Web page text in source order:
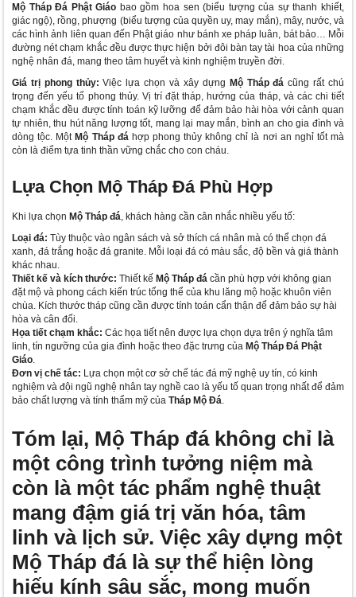
Mộ Tháp Đá Phật Giáo bao gồm hoa sen (biểu tượng của sự thanh khiết,
giác ngộ), rồng, phượng (biểu tượng của quyền uy, may mắn), mây, nước, và
các hình ảnh liên quan đến Phật giáo như bánh xe pháp luân, bát bảo… Mỗi
đường nét chạm khắc đều được thực hiện bởi đôi bàn tay tài hoa của những
nghệ nhân đá, mang theo tâm huyết và kinh nghiệm truyền đời.
Giá trị phong thủy: Việc lựa chọn và xây dựng Mộ Tháp đá cũng rất chú
trọng đến yếu tố phong thủy. Vị trí đặt tháp, hướng của tháp, và các chi tiết
chạm khắc đều được tính toán kỹ lưỡng để đảm bảo hài hòa với cảnh quan
tự nhiên, thu hút năng lượng tốt, mang lại may mắn, bình an cho gia đình và
dòng tộc. Một Mộ Tháp đáhợp phong thủy không chỉ là nơi an nghỉ tốt mà
còn là điểm tựa tinh thần vững chắc cho con cháu.
Lựa Chọn Mộ Tháp Đá Phù Hợp
Khi lựa chọn Mộ Tháp đá, khách hàng cần cân nhắc nhiều yếu tố:
Loại đá: Tùy thuộc vào ngân sách và sở thích cá nhân mà có thể chọn đá
xanh, đá trắng hoặc đá granite. Mỗi loại đá có màu sắc, độ bền và giá thành
khác nhau.
Thiết kế và kích thước: Thiết kế Mộ Tháp đá cần phù hợp với không gian
đặt mộ và phong cách kiến trúc tổng thể của khu lăng mộ hoặc khuôn viên
chùa. Kích thước tháp cũng cần được tính toán cẩn thận để đảm bảo sự hài
hòa và cân đối.
Họa tiết chạm khắc: Các họa tiết nên được lựa chọn dựa trên ý nghĩa tâm
linh, tín ngưỡng của gia đình hoặc theo đặc trưng của Mộ Tháp Đá Phật
Giáo.
Đơn vị chế tác: Lựa chọn một cơ sở chế tác đá mỹ nghệ uy tín, có kinh
nghiệm và đội ngũ nghệ nhân tay nghề cao là yếu tố quan trọng nhất để đảm
bảo chất lượng và tính thẩm mỹ của Tháp Mộ Đá.
Tóm lại, Mộ Tháp đákhông chỉ là
một công trình tưởng niệm mà
còn là một tác phẩm nghệ thuật
mang đậm giá trị văn hóa, tâm
linh và lịch sử. Việc xây dựng một
Mộ Tháp đálà sự thể hiện lòng
hiếu kính sâu sắc, mong muốn